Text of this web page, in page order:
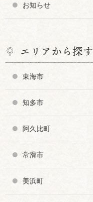
お知らせ
エリアから探す
東海市
知多市
阿久比町
常滑市
美浜町